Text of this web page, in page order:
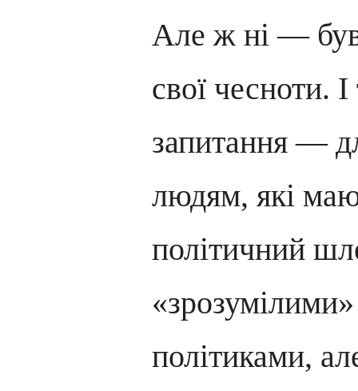
Але ж ні —
свої чесноти. І
запитання —
людям, які
політичний
політиками,